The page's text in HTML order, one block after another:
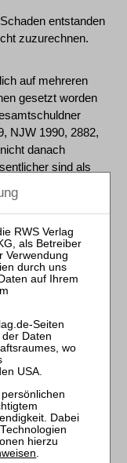
entstanden
zuzurechnen.
auf mehreren
gesetzt worden
NJW 1990, 2882,
danach
sind als
Ursache für
hat, es dazu
im Sinne einer
Urt. v. 10. Mai
ist der
erst durch das
des Vorprozesses,
113/89, aaO S.
Fällen jedoch,
so
Betrachtung in
Rechtsanwalt zu
Urt. v. 10.
253; Urt. v. 29.